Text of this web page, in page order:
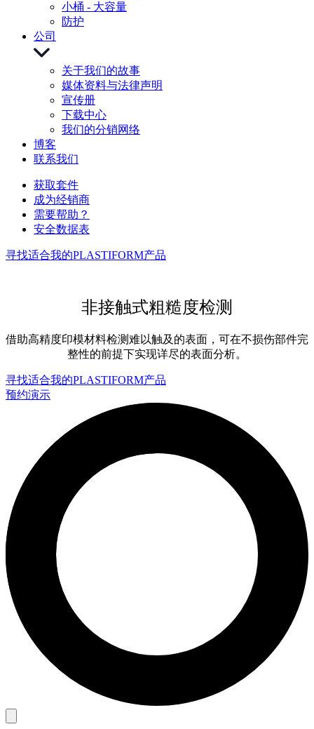
小桶 - 大容量
防护
公司
关于我们的故事
媒体资料与法律声明
宣传册
下载中心
我们的分销网络
博客
联系我们
获取套件
成为经销商
需要帮助？
安全数据表
寻找适合我的PLASTIFORM产品
非接触式粗糙度检测
借助高精度印模材料检测难以触及的表面，可在不损伤部件完
整性的前提下实现详尽的表面分析。
寻找适合我的PLASTIFORM产品
预约演示